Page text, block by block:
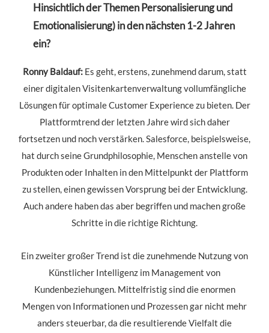
Hinsichtlich der Themen Personalisierung und
Emotionalisierung) in den nächsten 1-2 Jahren
ein?
Ronny Baldauf: Es geht, erstens, zunehmend darum, statt
einer digitalen Visitenkartenverwaltung vollumfängliche
Lösungen für optimale Customer Experience zu bieten. Der
Plattformtrend der letzten Jahre wird sich daher
fortsetzen und noch verstärken. Salesforce, beispielsweise,
hat durch seine Grundphilosophie, Menschen anstelle von
Produkten oder Inhalten in den Mittelpunkt der Plattform
zu stellen, einen gewissen Vorsprung bei der Entwicklung.
Auch andere haben das aber begriffen und machen große
Schritte in die richtige Richtung.
Ein zweiter großer Trend ist die zunehmende Nutzung von
Künstlicher Intelligenz im Management von
Kundenbeziehungen. Mittelfristig sind die enormen
Mengen von Informationen und Prozessen gar nicht mehr
anders steuerbar, da die resultierende Vielfalt die